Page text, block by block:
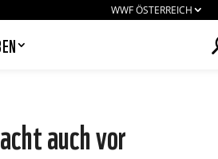
WWF ÖSTERREICH
auch vor